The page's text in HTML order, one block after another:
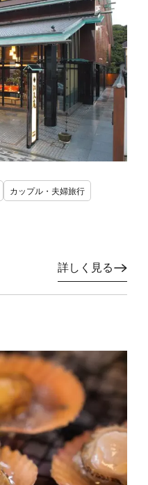
カップル・夫婦旅行
詳しく見る